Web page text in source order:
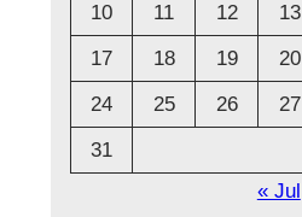
10
11 12 13
17
18 19 20
24
25 26 27
31
« Jul